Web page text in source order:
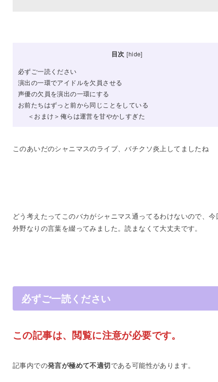
目次 [hide]
必ずご一読ください
演出の一環でアイドルを欠員させる
声優の欠員を演出の一環にする
お前たちはずっと前から同じことをしている
＜おまけ＞俺らは運営を甘やかしすぎた
このあいだのシャニマスのライブ、バチクソ炎上してましたね
どう考えたってこのバカがシャニマス通ってるわけないので、今
外野なりの言葉を綴ってみました。読まなくて大丈夫です。
必ずご一読ください
この記事は、閲覧に注意が必要です。
記事内での発言が極めて不適切である可能性があります。